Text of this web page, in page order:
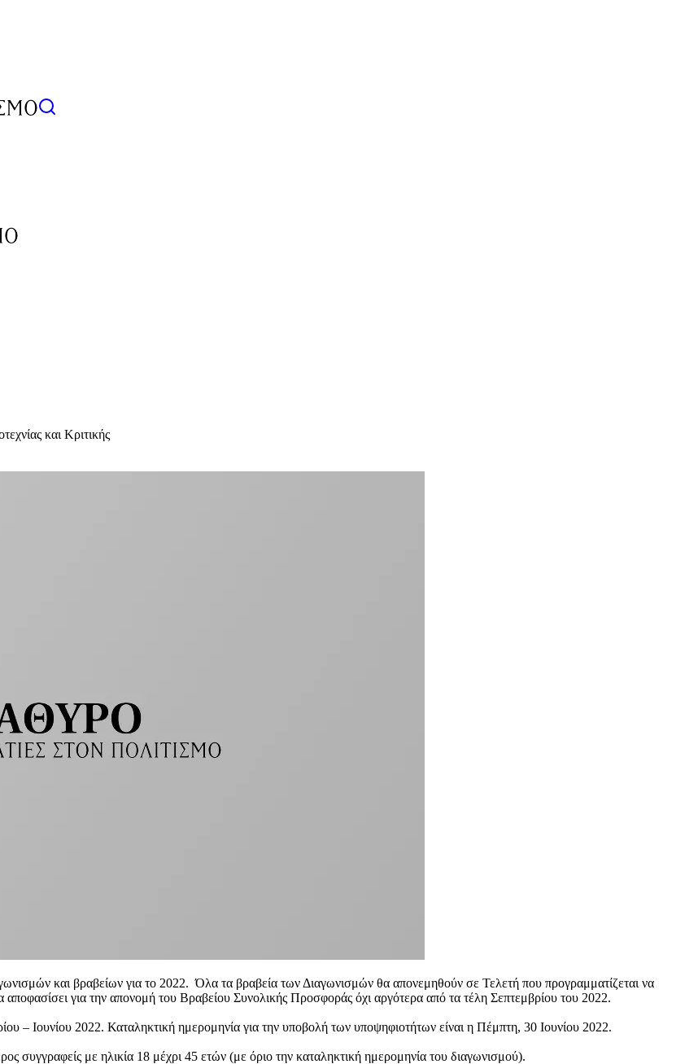
και Κριτικής
και βραβείων για το 2022. Όλα τα βραβεία των Διαγωνισμών θα απονεμηθούν σε Τελετή που προγραμματίζεται να
για την απονομή του Βραβείου Συνολικής Προσφοράς όχι αργότερα από τα τέλη Σεπτεμβρίου του 2022.
– Ιουνίου 2022. Καταληκτική ημερομηνία για την υποβολή των υποψηφιοτήτων είναι η Πέμπτη, 30 Ιουνίου 2022.
συγγραφείς με ηλικία 18 μέχρι 45 ετών (με όριο την καταληκτική ημερομηνία του διαγωνισμού).